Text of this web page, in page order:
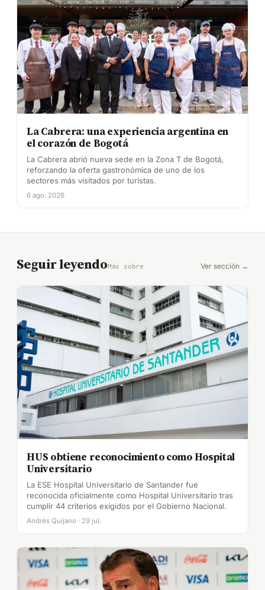
La Cabrera: una experiencia argentina en
el corazón de Bogotá
La Cabrera abrió nueva sede en la Zona T de Bogotá,
reforzando la oferta gastronómica de uno de los
sectores más visitados por turistas.
6 ago. 2026
Seguir leyendoMás sobre Ver sección →
HUS obtiene reconocimiento como Hospital
Universitario
La ESE Hospital Universitario de Santander fue
reconocida oficialmente como Hospital Universitario tras
cumplir 44 criterios exigidos por el Gobierno Nacional.
Andrés Quijano · 29 jul.